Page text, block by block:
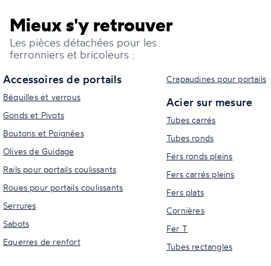
Mieux s'y retrouver
Les pièces détachées pour les
ferronniers et bricoleurs :
Accessoires de portails
Béquilles et verrous
Gonds et Pivots
Boutons et Poignées
Olives de Guidage
Rails pour portails coulissants
Roues pour portails coulissants
Serrures
Sabots
Equerres de renfort
Crapaudines pour portails
Acier sur mesure
Tubes carrés
Tubes ronds
Fers ronds pleins
Fers carrés pleins
Fers plats
Cornières
Fer T
Tubes rectangles